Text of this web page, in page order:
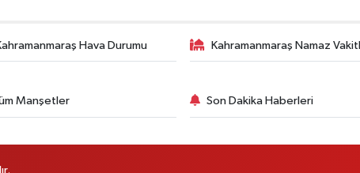
Hava Durumu Kahramanmaraş Namaz
Manşetler Son Dakika Haberleri